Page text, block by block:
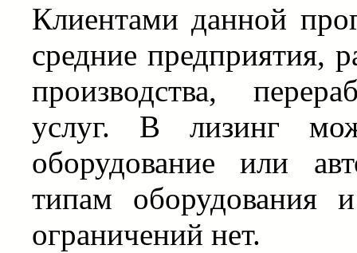
Клиентами данной
средние предприятия,
производства,
услуг. В лизинг
оборудование или
типам оборудования
ограничений нет.